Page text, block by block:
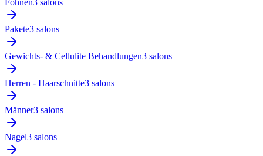
Pakete3 salons
Gewichts- & Cellulite Behandlungen3 salons
Herren - Haarschnitte3 salons
Männer3 salons
Nagel3 salons